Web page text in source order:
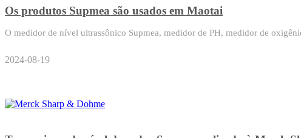
Os produtos Supmea são usados em Maotai
O medidor de nível ultrassônico Supmea, medidor de PH, medidor de
2024-08-19